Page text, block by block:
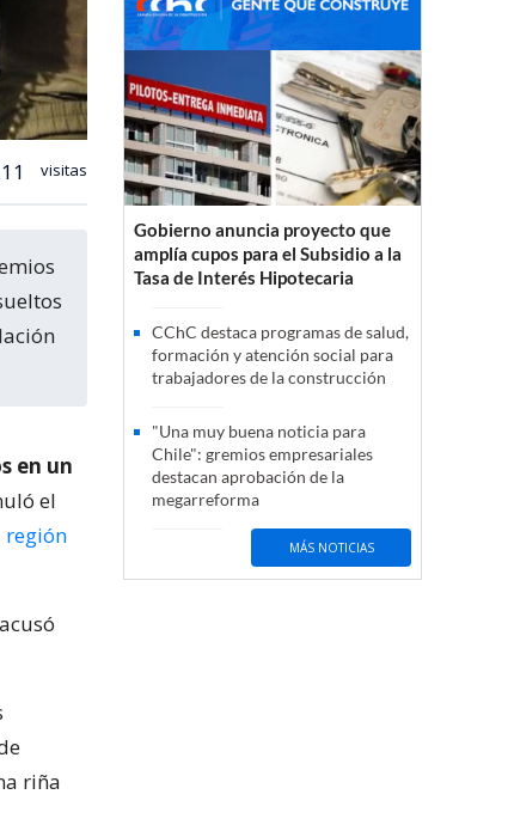
visitas
en un
el
región
riña
Gobierno anuncia proyecto que
amplía cupos para el Subsidio a la
Tasa de Interés Hipotecaria
CChC destaca programas de salud,
formación y atención social para
trabajadores de la construcción
"Una muy buena noticia para
Chile": gremios empresariales
destacan aprobación de la
megarreforma
MÁS NOTICIAS